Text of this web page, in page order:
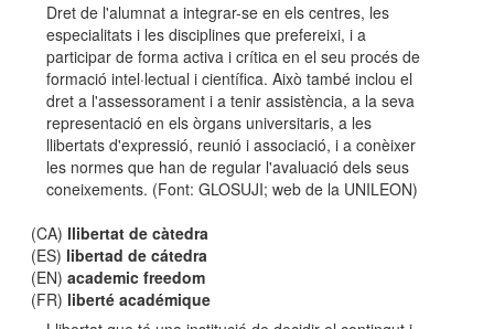
Dret de l'alumnat a integrar-se en els centres, les
especialitats i les disciplines que prefereixi, i a
participar de forma activa i crítica en el seu procés de
formació intel·lectual i científica. Això també inclou el
dret a l'assessorament i a tenir assistència, a la seva
representació en els òrgans universitaris, a les
llibertats d'expressió, reunió i associació, i a conèixer
les normes que han de regular l'avaluació dels seus
coneixements. (Font: GLOSUJI; web de la UNILEON)
(CA) llibertat de càtedra
(ES) libertad de cátedra
(EN)academic freedom
(FR) liberté académique